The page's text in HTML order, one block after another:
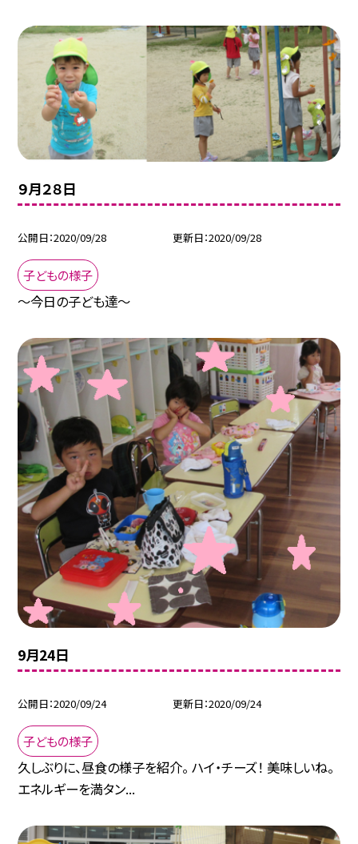
９月２８日
公開日 2020/09/28 更新日 2020/09/28
子どもの様子
〜今日の子ども達〜
9月24日
公開日 2020/09/24 更新日 2020/09/24
子どもの様子
久しぶりに、昼食の様子を紹介。 ハイ・チーズ！ 美味しいね。
エネルギーを満タン...